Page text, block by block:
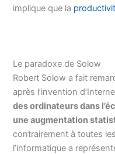
implique que la
Le paradoxe de Solow
Robert Solow a fait
après l’invention
des ordinateurs dans
une augmentation
contrairement à toutes
l’informatique a